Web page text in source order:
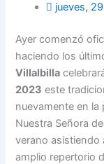
jueves,
Ayer comenzó
haciendo los
Villalbilla
2023 este
nuevamente en la
Nuestra Señora
verano asistiendo
amplio repertorio